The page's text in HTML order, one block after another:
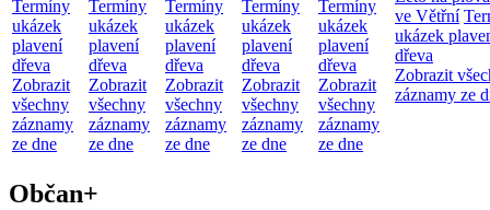
Termíny
ukázek
plavení
dřeva
Zobrazit
všechny
záznamy
ze dne
Termíny
ukázek
plavení
dřeva
Zobrazit
všechny
záznamy
ze dne
Termíny
ukázek
plavení
dřeva
Zobrazit
všechny
záznamy
ze dne
Termíny
ukázek
plavení
dřeva
Zobrazit
všechny
záznamy
ze dne
Termíny
ukázek
plavení
dřeva
Zobrazit
všechny
záznamy
ze dne
ve Větřní
ukázek
dřeva
Zobrazit
záznamy ze
Občan+